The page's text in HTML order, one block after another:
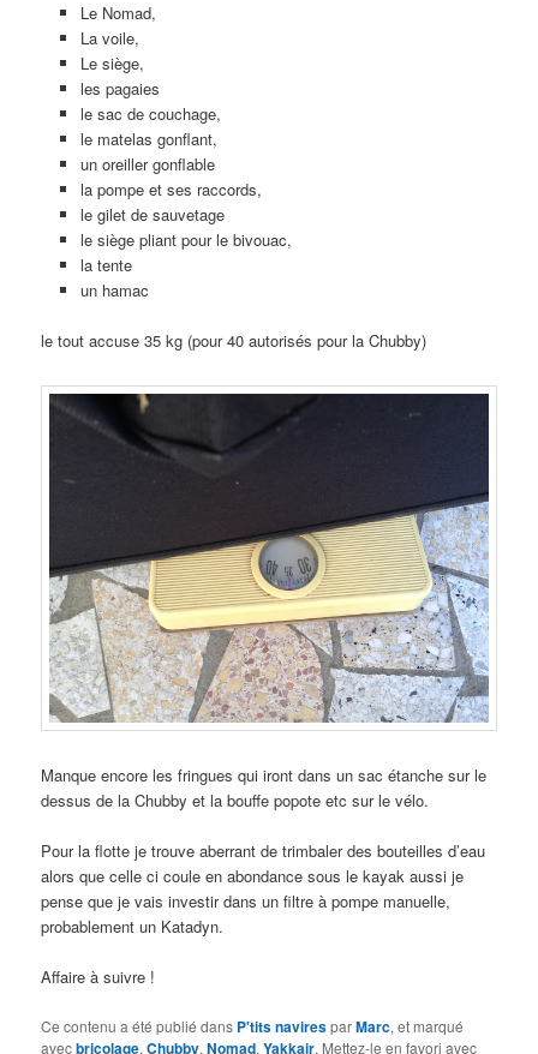
Le Nomad,
La voile,
Le siège,
les pagaies
le sac de couchage,
le matelas gonflant,
un oreiller gonflable
la pompe et ses raccords,
le gilet de sauvetage
le siège pliant pour le bivouac,
la tente
un hamac
le tout accuse 35 kg (pour 40 autorisés pour la Chubby)
Manque encore les fringues qui iront dans un sac étanche sur le
dessus de la Chubby et la bouffe popote etc sur le vélo.
Pour la flotte je trouve aberrant de trimbaler des bouteilles d’eau
alors que celle ci coule en abondance sous le kayak aussi je
pense que je vais investir dans un filtre à pompe manuelle,
probablement un Katadyn.
Affaire à suivre !
Ce contenu a été publié dans P'tits naviresparMarc, et marqué
avecbricolage,Chubby,Nomad,Yakkair. Mettez-le en favori avec